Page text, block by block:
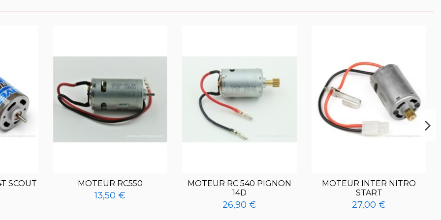
SCOUT MOTEUR RC550
13,50 €
MOTEUR RC 540 PIGNON
14D
26,90 €
MOTEUR INTER NITRO
START
27,00 €